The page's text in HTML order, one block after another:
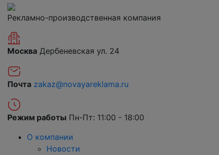
Рекламно-производственная компания
Москва Дербеневская ул. 24
Почта zakaz@novayareklama.ru
Режим работы Пн-Пт: 11:00 - 18:00
О компании
Новости